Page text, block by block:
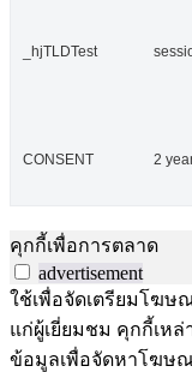
_hjTLDTest
CONSENT 2
คุกกี้เพื่อการตลาด
advertisement
ใช้เพื่อจัดเตรียมโฆษ
แก่ผู้เยี่ยมชม คุกกี้เห
ข้อมูลเพื่อจัดหาโฆษณ